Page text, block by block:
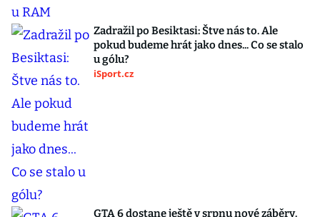
Zadražil po Besiktasi: Štve nás to. Ale
pokud budeme hrát jako dnes... Co se stalo
u gólu?
iSport.cz
GTA 6 dostane ještě v srpnu nové záběry.